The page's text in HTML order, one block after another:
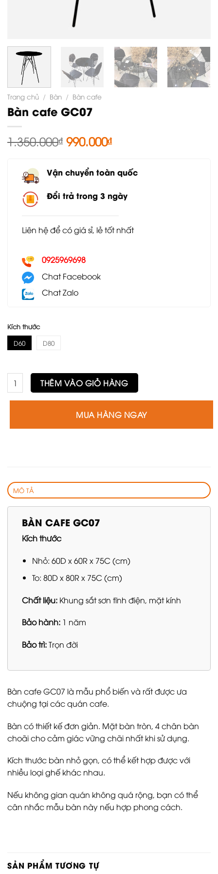
Trang chủ / Bàn / Bàn cafe
Bàn cafe GC07
1.350.000₫ Giá
gốc
1.350.000₫.
990.000₫Giá
là:
Vận chuyển toàn quốc
Đổi trả trong 3 ngày
Liên hệ để có giá sỉ, lẻ tốt nhất
0925969698
Chat Facebook
Chat Zalo
Kích thước
D60
D80
Bàn cafe GC07 số lượng
THÊM VÀO GIỎ HÀNG
MUA HÀNG NGAY
MÔ TẢ
BÀN CAFE GC07
Kích thước
Nhỏ: 60D x 60R x 75C (cm)
To: 80D x 80R x 75C (cm)
Chất liệu: Khung sắt sơn tĩnh điện, mặt kính
Bảo hành: 1 năm
Bảo trì:Trọn đời
Bàn cafe GC07 là mẫu phổ biến và rất được ưa
chuộng tại các quán cafe.
Bàn có thiết kế đơn giản. Mặt bàn tròn, 4 chân bàn
choãi cho cảm giác vững chãi nhất khi sử dụng.
Kích thước bàn nhỏ gọn, có thể kết hợp được với
nhiều loại ghế khác nhau.
Nếu không gian quán không quá rộng, bạn có thể
cân nhắc mẫu bàn này nếu hợp phong cách.
SẢN PHẨM TƯƠNG TỰ